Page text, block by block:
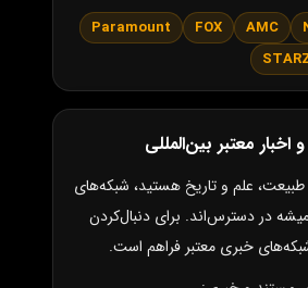
AMC
FOX
Paramount
معتبر بین‌المللی
طبیعت، علم و تاریخ هستید، شبکه‌های
در دسترس‌اند. برای دنبال‌کردن
شبکه‌های خبری معتبر فراهم است.